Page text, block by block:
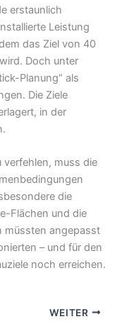
erstaunlich
Leistung
das Ziel von 40
Doch unter
Planung“ als
Die Ziele
in der
verfehlen, muss die
die
Flächen und die
müssten angepasst
– und für den
noch erreichen.
WEITER